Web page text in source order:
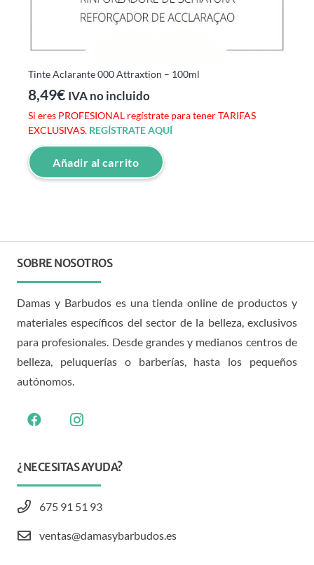
Tinte Aclarante 000 Attraxtion – 100ml
8,49€ IVA no incluido
Si eres PROFESIONAL regístrate para tener TARIFAS
EXCLUSIVAS. REGÍSTRATE AQUÍ
Añadir al carrito
SOBRE NOSOTROS
Damas y Barbudos es una tienda online de productos y
materiales específicos del sector de la belleza, exclusivos
para profesionales. Desde grandes y medianos centros de
belleza, peluquerías o barberías, hasta los pequeños
autónomos.
¿NECESITAS AYUDA?
675 91 51 93
ventas@damasybarbudos.es